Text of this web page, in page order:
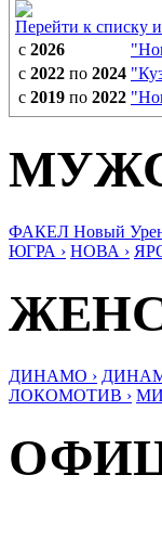
Перейти к списку
с 2026
с 2022 по 2024
с 2019 по 2022
ФАКЕЛ Новый
ЮГРА › НОВА ›
ДИНАМО ›
ЛОКОМОТИВ ›